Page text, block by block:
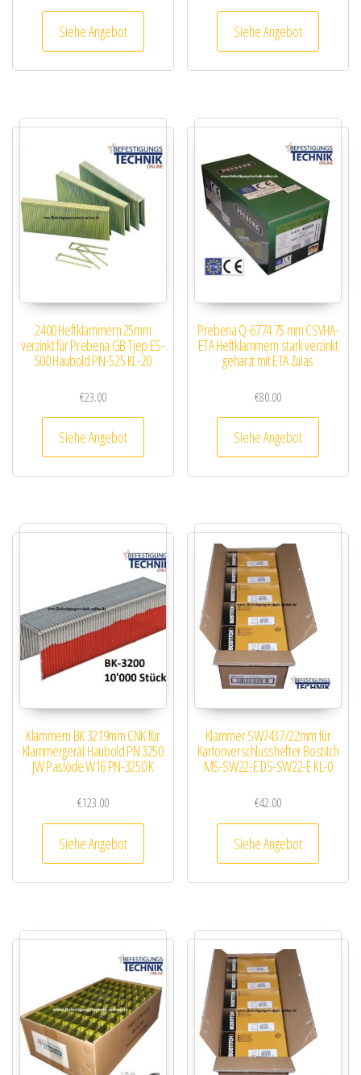
Siehe Angebot Siehe Angebot
2400 Heftklammern 25mm
verzinkt für Prebena GB Tjep ES-
500 Haubold PN-525 KL-20
€23.00
Siehe Angebot
Prebena Q-6774 75 mm CSVHA-
ETA Heftklammern stark verzinkt
geharzt mit ETA Zulas
€80.00
Siehe Angebot
Klammern BK 3219mm CNK für
Klammergerät Haubold PN 3250
JW Paslode W16 PN-3250 K
€123.00
Siehe Angebot
Klammer SW7437/22mm für
Kartonverschlusshefter Bostitch
MS-SW22-E DS-SW22-E KL-0
€42.00
Siehe Angebot